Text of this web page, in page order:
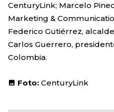
CenturyLink; Marcelo
Marketing &
Federico Gutiérrez,
Carlos Guerrero,
Colombia.
Foto: CenturyLink